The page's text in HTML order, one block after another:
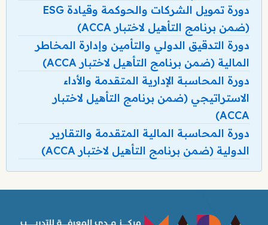
دورة تمويل الشركات والحوكمة وقيادة ESG
(ضمن برنامج التأهيل لاختبار ACCA)
دورة التدقيق الدولي والتأمين وإدارة المخاطر
المالية (ضمن برنامج التأهيل لاختبار ACCA)
دورة المحاسبة الإدارية المتقدمة والأداء
الاستراتيجي (ضمن برنامج التأهيل لاختبار
ACCA)
دورة المحاسبة المالية المتقدمة والتقارير
الدولية (ضمن برنامج التأهيل لاختبار ACCA)